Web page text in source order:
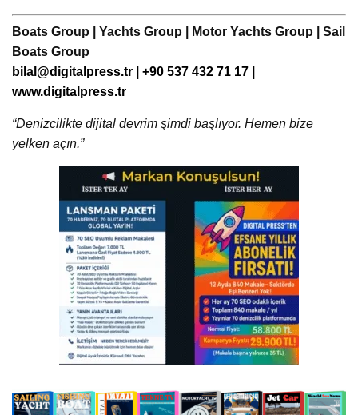
Boats Group | Yachts Group | Motor Yachts Group | Sail
Boats Group
bilal@digitalpress.tr | +90 537 432 71 17 |
www.digitalpress.tr
“Denizcilikte dijital devrim şimdi başlıyor. Hemen bize
yelken açın.”